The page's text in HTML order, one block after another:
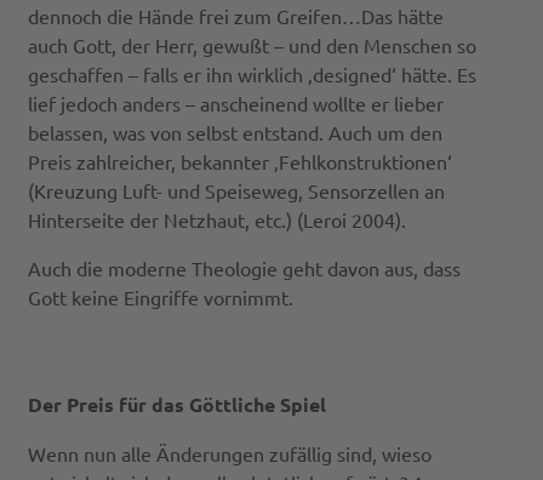
dennoch die Hände frei zum Greifen…Das hätte
auch Gott, der Herr, gewußt – und den Menschen so
geschaffen – falls er ihn wirklich ‚designed‘ hätte. Es
lief jedoch anders – anscheinend wollte er lieber
belassen, was von selbst entstand. Auch um den
Preis zahlreicher, bekannter ‚Fehlkonstruktionen‘
(Kreuzung Luft- und Speiseweg, Sensorzellen an
Hinterseite der Netzhaut, etc.) (Leroi 2004).
Auch die moderne Theologie geht davon aus, dass
Gott keine Eingriffe vornimmt.
Der Preis für das Göttliche Spiel
Wenn nun alle Änderungen zufällig sind, wieso